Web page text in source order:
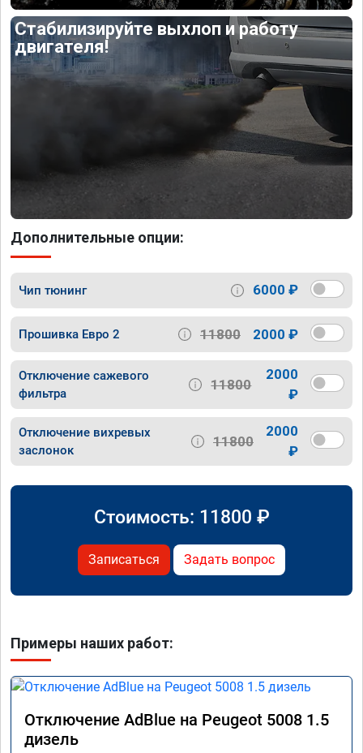
Стабилизируйте выхлоп и работу
двигателя!
Дополнительные опции:
Чип тюнинг 6000 ₽
Прошивка Евро 2 11800 2000 ₽
Отключение сажевого
фильтра
11800
2000
₽
Отключение вихревых
заслонок
11800
2000
₽
Стоимость: 11800 ₽
Записаться Задать вопрос
Примеры наших работ:
Отключение AdBlue на Peugeot 5008 1.5
дизель